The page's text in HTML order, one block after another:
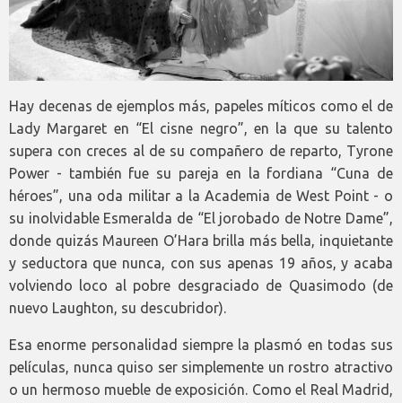
Hay decenas de ejemplos más, papeles míticos como el de
Lady Margaret en “El cisne negro”, en la que su talento
supera con creces al de su compañero de reparto, Tyrone
Power - también fue su pareja en la fordiana “Cuna de
héroes”, una oda militar a la Academia de West Point - o
su inolvidable Esmeralda de “El jorobado de Notre Dame”,
donde quizás Maureen O’Hara brilla más bella, inquietante
y seductora que nunca, con sus apenas 19 años, y acaba
volviendo loco al pobre desgraciado de Quasimodo (de
nuevo Laughton, su descubridor).
Esa enorme personalidad siempre la plasmó en todas sus
películas, nunca quiso ser simplemente un rostro atractivo
o un hermoso mueble de exposición. Como el Real Madrid,